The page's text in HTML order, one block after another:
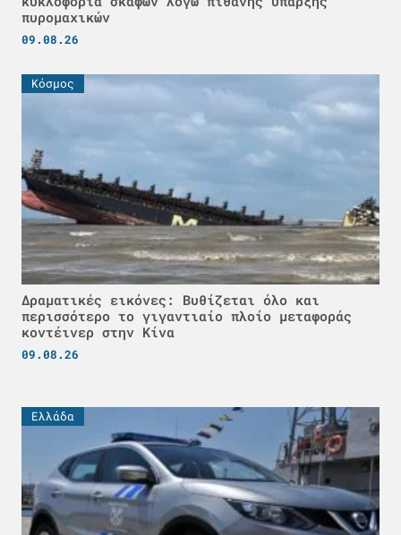
πυρομαχικών
09.08.26
Κόσμος
Δραματικές εικόνες: Βυθίζεται όλο και
περισσότερο το γιγαντιαίο πλοίο μεταφοράς
κοντέινερ στην Κίνα
09.08.26
Ελλάδα